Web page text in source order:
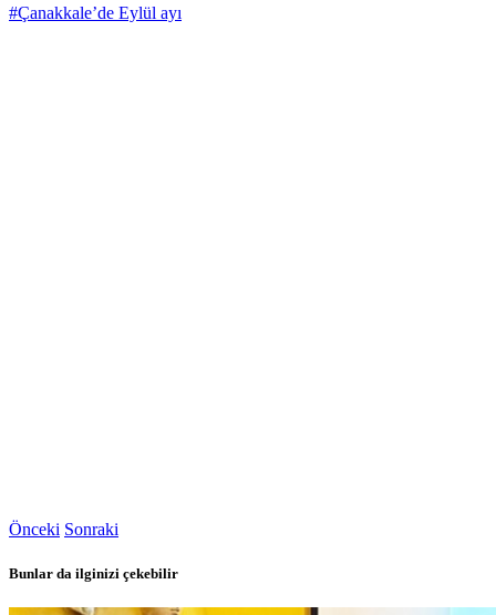
#Çanakkale’de Eylül ayı
Önceki Sonraki
Bunlar da ilginizi çekebilir